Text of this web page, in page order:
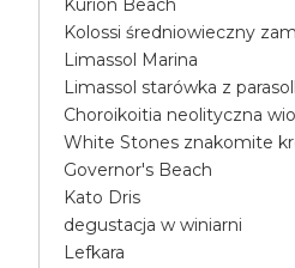
Kurion Beach
Kolossi średniowieczny
Limassol Marina
Limassol starówka z
Choroikoitia neolityczna
White Stones znakomite
Governor's Beach
Kato Dris
degustacja w winiarni
Lefkara